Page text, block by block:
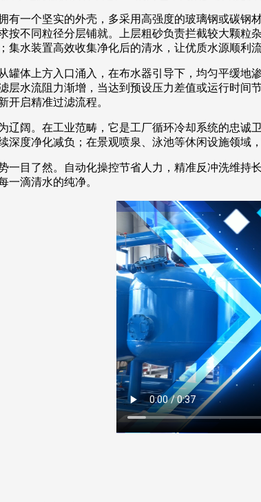
有一个坚实的外壳，多采用高强度的玻璃钢或碳
按不同粒径分层铺就。上层粗砂负责拦截较大颗
集水装置高效收集净化后的清水，让优质水源顺利流
罐体上方入口涌入，在布水器引导下，均匀平缓
层水流阻力渐增，当达到预设压力差值或运行时
开启精准过滤流程。
辽阔。在工业范畴，它是工厂循环冷却系统的忠
深度净化减负；在景观喷泉、泳池等休闲设施领域
一目了然。自动化操控节省人力，精准反冲洗维
一滴清水的纯净。